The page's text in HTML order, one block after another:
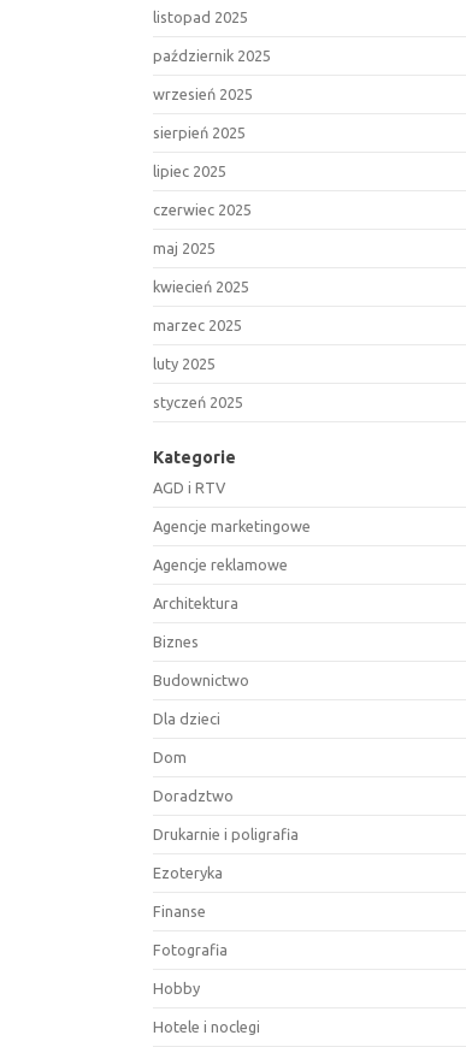
listopad 2025
październik 2025
wrzesień 2025
sierpień 2025
lipiec 2025
czerwiec 2025
maj 2025
kwiecień 2025
marzec 2025
luty 2025
styczeń 2025
Kategorie
AGD i RTV
Agencje marketingowe
Agencje reklamowe
Architektura
Biznes
Budownictwo
Dla dzieci
Dom
Doradztwo
Drukarnie i poligrafia
Ezoteryka
Finanse
Fotografia
Hobby
Hotele i noclegi